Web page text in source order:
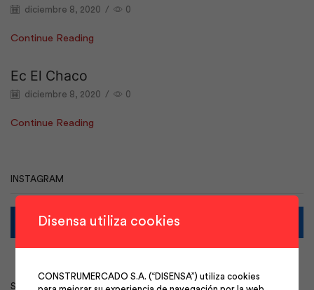
diciembre 8, 2020 / 0
Continue Reading
Ec El Chaco
diciembre 8, 2020 / 0
Continue Reading
INSTAGRAM
To use this element select instagram user
SEARCH BY POSTS
Disensa utiliza cookies
CONSTRUMERCADO S.A. (“DISENSA”) utiliza cookies